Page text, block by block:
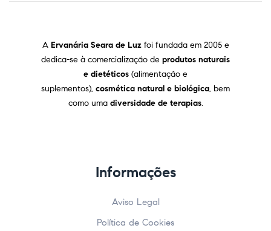
A Ervanária Seara de Luz foi fundada em 2005 e
dedica-se à comercialização de produtos naturais
e dietéticos (alimentação e
suplementos), cosmética natural e biológica, bem
como uma diversidade de terapias.
Informações
Aviso Legal
Política de Cookies